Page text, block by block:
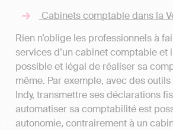
Cabinets comptable dans la
Rien n’oblige les professionnels à
services d’un cabinet comptable et
possible et légal de réaliser sa
même. Par exemple, avec des
Indy, transmettre ses déclarations
automatiser sa comptabilité est
autonomie, contrairement à un